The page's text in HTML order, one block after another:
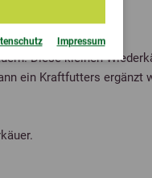
Impressum
Diese kleinen
ein Kraftfutters